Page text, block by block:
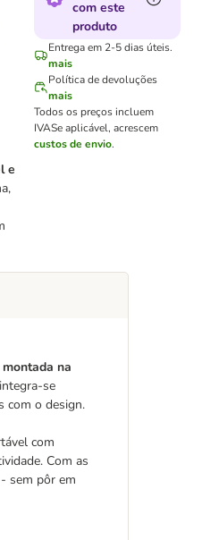
e
com este
produto
Entrega em 2-5 dias úteis.
mais
Política de devoluções
mais
Todos os preços incluem
IVASe aplicável, acrescem
custos de envio.
montada na
se
com o design.
com
Com as
sem pôr em